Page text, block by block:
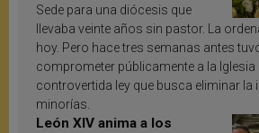
Sede para una diócesis que
llevaba veinte años sin pastor. La
hoy. Pero hace tres semanas antes
comprometer públicamente a la
controvertida ley que busca eliminar la
minorías.
León XIV anima a los